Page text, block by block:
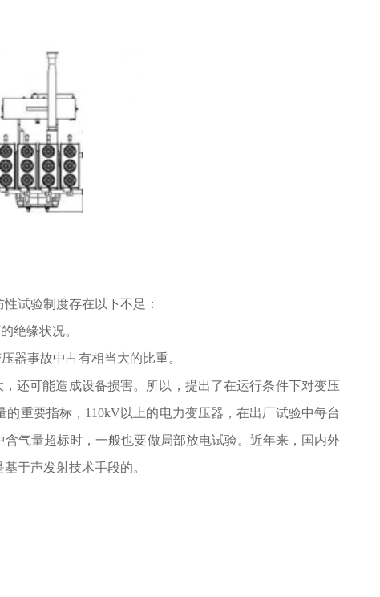
试验制度存在以下不足：
绝缘状况。
器事故中占有相当大的比重。
还可能造成设备损害。所以，提出了在运行条件下对变压
重要指标，110kV以上的电力变压器，在出厂试验中每台
气量超标时，一般也要做局部放电试验。近年来，国内外
于声发射技术手段的。